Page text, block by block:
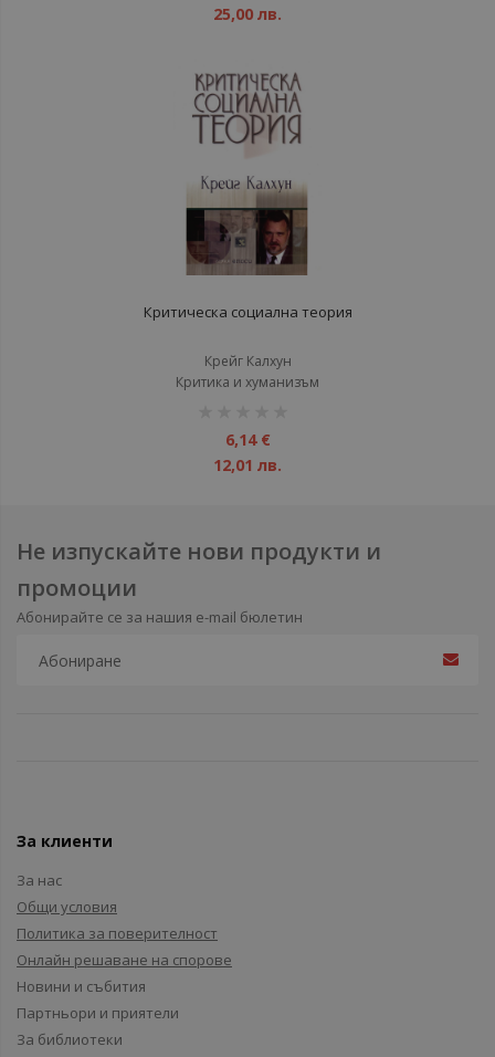
25,00 лв.
Критическа социална теория
Крейг Калхун
Критика и хуманизъм
6,14 €
12,01 лв.
Не изпускайте нови продукти и
промоции
Абонирайте се за нашия e-mail бюлетин
За клиенти
За нас
Общи условия
Политика за поверителност
Онлайн решаване на спорове
Новини и събития
Партньори и приятели
За библиотеки